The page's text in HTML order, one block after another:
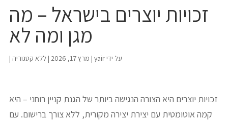
זכויות יוצרים בישראל – מה
מגן ומה לא
על ידיyair
| מרץ 17, 2026 |ללא קטגוריה |
זכויות יוצרים היא הצורה הנגישה ביותר של הגנת קניין רוחני – היא
קמה אוטומטית עם יצירת יצירה מקורית, ללא צורך ברישום. עם